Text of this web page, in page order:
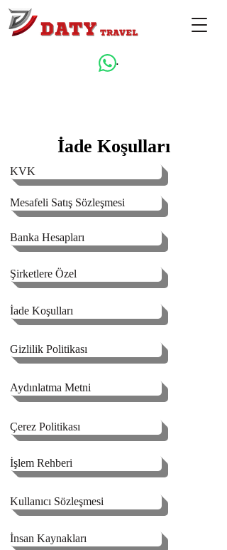
.
İade Koşulları
KVK
Mesafeli Satış Sözleşmesi
Banka Hesapları
Şirketlere Özel
İade Koşulları
Gizlilik Politikası
Aydınlatma Metni
Çerez Politikası
İşlem Rehberi
Kullanıcı Sözleşmesi
İnsan Kaynakları